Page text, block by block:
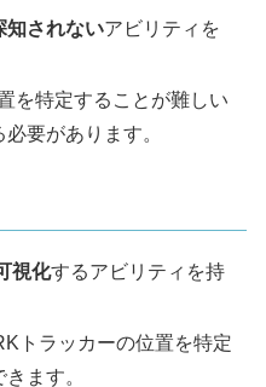
知されないアビリティを
を特定することが難しい
要があります。
視化するアビリティを持
トラッカーの位置を特定
ます。